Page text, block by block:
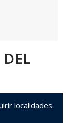
localidades